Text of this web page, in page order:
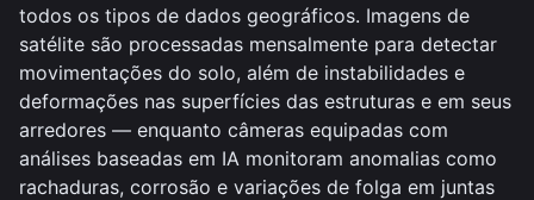
todos os tipos de dados geográficos. Imagens de
satélite são processadas mensalmente para detectar
movimentações do solo, além de instabilidades e
deformações nas superfícies das estruturas e em seus
arredores — enquanto câmeras equipadas com
análises baseadas em IA monitoram anomalias como
rachaduras, corrosão e variações de folga em juntas